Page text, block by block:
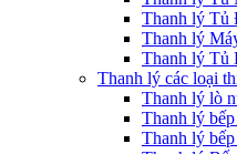
Thanh lý Tủ
Thanh lý
Thanh lý Tủ
Thanh lý các loại
Thanh lý lò
Thanh lý
Thanh lý